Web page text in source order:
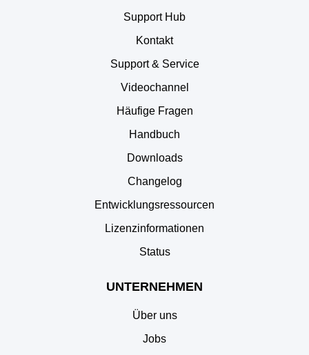
Support Hub
Kontakt
Support & Service
Videochannel
Häufige Fragen
Handbuch
Downloads
Changelog
Entwicklungsressourcen
Lizenzinformationen
Status
UNTERNEHMEN
Über uns
Jobs